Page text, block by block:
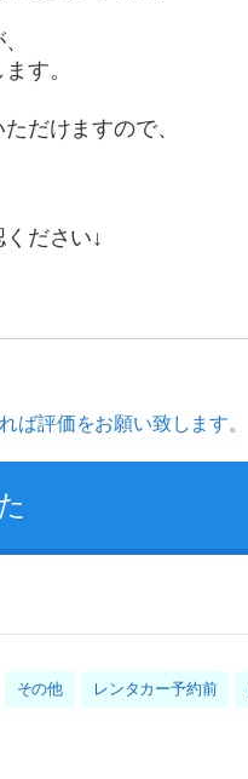
す。
だけますので、
ださい↓
ば評価をお願い致します。
その他 レンタカー予約前